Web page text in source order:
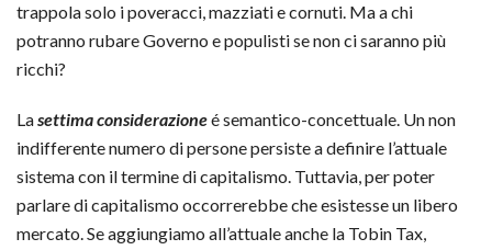
trappola solo i poveracci, mazziati e cornuti. Ma a chi
potranno rubare Governo e populisti se non ci saranno più
ricchi?
Lasettima considerazioneé semantico-concettuale. Un non
indifferente numero di persone persiste a definire l’attuale
sistema con il termine di capitalismo. Tuttavia, per poter
parlare di capitalismo occorrerebbe che esistesse un libero
mercato. Se aggiungiamo all’attuale anche la Tobin Tax,